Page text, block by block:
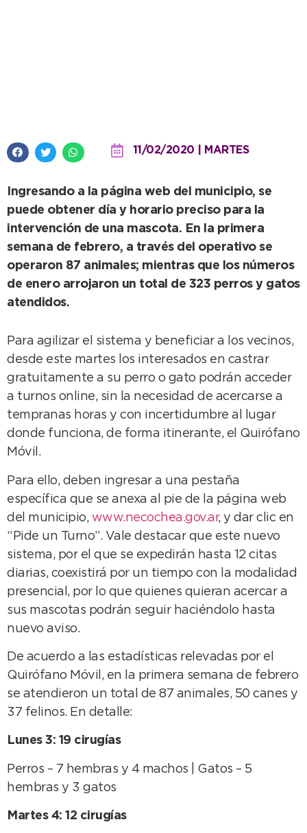
11/02/2020 | MARTES
Ingresando a la página web del municipio, se
puede obtener día y horario preciso para la
intervención de una mascota. En la primera
semana de febrero, a través del operativo se
operaron 87 animales; mientras que los números
de enero arrojaron un total de 323 perros y gatos
atendidos.
Para agilizar el sistema y beneficiar a los vecinos,
desde este martes los interesados en castrar
gratuitamente a su perro o gato podrán acceder
a turnos online, sin la necesidad de acercarse a
tempranas horas y con incertidumbre al lugar
donde funciona, de forma itinerante, el Quirófano
Móvil.
Para ello, deben ingresar a una pestaña
específica que se anexa al pie de la página web
del municipio, www.necochea.gov.ar, y dar clic en
“Pide un Turno”. Vale destacar que este nuevo
sistema, por el que se expedirán hasta 12 citas
diarias, coexistirá por un tiempo con la modalidad
presencial, por lo que quienes quieran acercar a
sus mascotas podrán seguir haciéndolo hasta
nuevo aviso.
De acuerdo a las estadísticas relevadas por el
Quirófano Móvil, en la primera semana de febrero
se atendieron un total de 87 animales, 50 canes y
37 felinos. En detalle:
Lunes 3: 19 cirugías
Perros – 7 hembras y 4 machos | Gatos – 5
hembras y 3 gatos
Martes 4: 12 cirugías